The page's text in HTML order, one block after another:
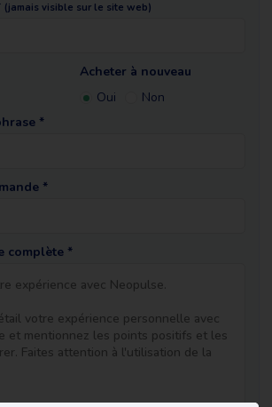
(jamais visible sur le site web)
Acheter à nouveau
Oui
Non
*
*
complète *